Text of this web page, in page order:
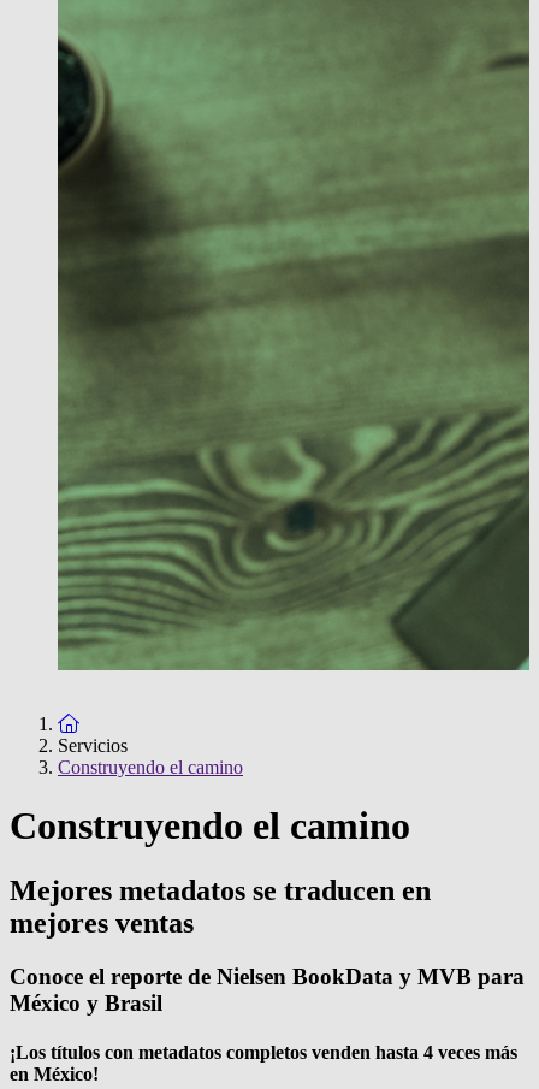
To the homepage
Servicios
Construyendo el camino
Construyendo el camino
Mejores metadatos se traducen en
mejores ventas
Conoce el reporte de Nielsen BookData y MVB para
México y Brasil
¡Los títulos con metadatos completos venden hasta 4 veces más
en México!